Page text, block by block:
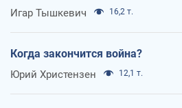
Игар Тышкевич 16,2 т.
Когда закончится война?
Юрий Христензен 12,1 т.